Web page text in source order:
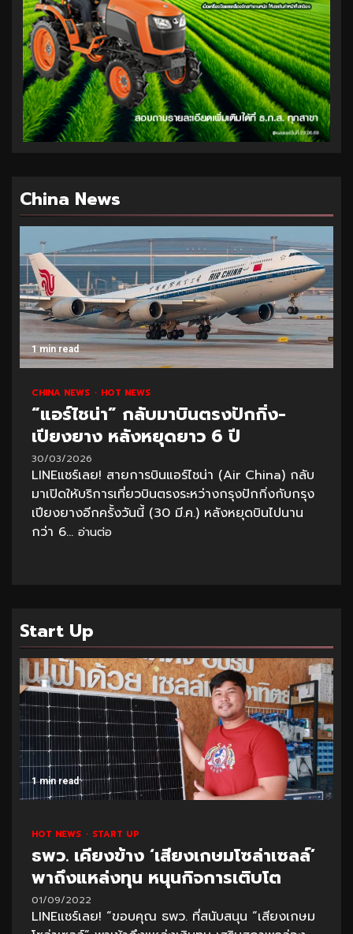
China News
1 min read
CHINA NEWS HOT NEWS
“แอร์ไชน่า” กลับมาบินตรงปักกิ่ง-
เปียงยาง หลังหยุดยาว 6 ปี
30/03/2026
LINEแชร์เลย! สายการบินแอร์ไชน่า (Air China) กลับ
มาเปิดให้บริการเที่ยวบินตรงระหว่างกรุงปักกิ่งกับกรุง
เปียงยางอีกครั้งวันนี้ (30 มี.ค.) หลังหยุดบินไปนาน
กว่า 6... อ่านต่อ
Start Up
1 min read
HOT NEWS START UP
ธพว. เคียงข้าง ‘เสียงเกษมโซล่าเซลล์’
พาถึงแหล่งทุน หนุนกิจการเติบโต
01/09/2022
LINEแชร์เลย! “ขอบคุณ ธพว. ที่สนับสนุน “เสียงเกษม